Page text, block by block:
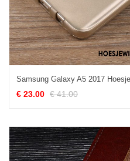
€ 23.00 € 41.00